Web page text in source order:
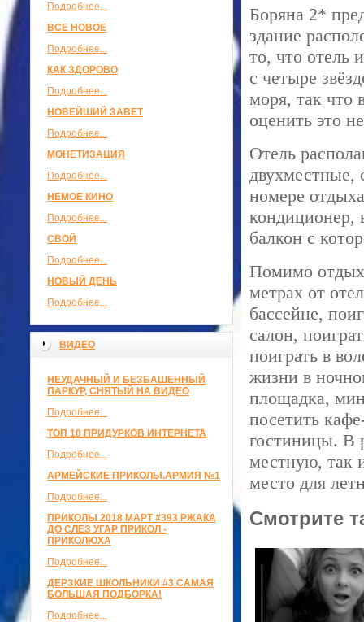
Подробнее...
ВСЕ НОВОЕ
Подробнее...
КАК ЗДОРОВО
Подробнее...
НОВЕЙШИЙ ЗАВЕТ
Подробнее...
МОНЕТИЗАЦИЯ
Подробнее...
НЕМОЕ КИНО
Подробнее...
СВОЙ
Подробнее...
НОВЫЙ ДЕНЬ
Подробнее...
ВИДЕО
НЕУДАЧНЫЙ И БЕЗБАШЕННЫЙ
ПАРКУР, СНЯТЫЙ НА ВИДЕО
Подробнее...
ТОП 10 ПРИДУРКОВ ИНТЕРНЕТА
Подробнее...
АРМЕЙСКИЕ ПРИКОЛЫ.АРМИЯ №1
Подробнее...
ПРИКОЛЫ 2018 МАРТ #393 РЖАКА
ДО СЛЕЗ УГАР ПРИКОЛ -
ПРИКОЛЮХА
Подробнее...
ДЕРЗКИЕ ШКОЛЬНИКИ #3 САМАЯ
БОЛЬШАЯ ПОДБОРКА!
Подробнее...
Боряна 2*
здание
то, что отель
с четыре
моря, так что
оценить это
Отель
двухместные,
номере
кондиционер,
балкон с
Помимо
метрах от
бассейне,
салон,
поиграть в
жизни в
площадка,
посетить
гостиницы. В
местную, так
место для
Смотрите